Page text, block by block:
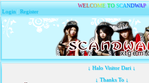
WELCOME TO SCANDWAP
Login |Register
↓ Halo Visitor Dari ↓
↓ Thanks To ↓